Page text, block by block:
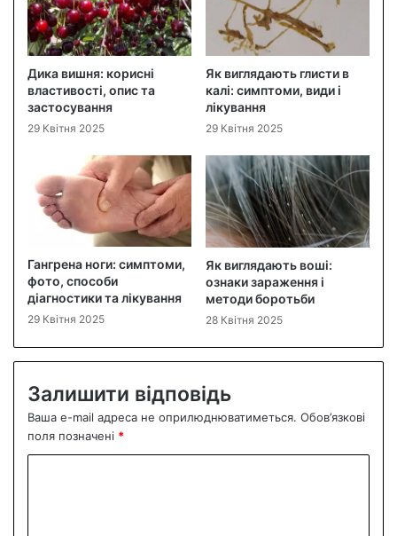
Дика вишня: корисні
властивості, опис та
застосування
29 Квітня 2025
Як виглядають глисти в
калі: симптоми, види і
лікування
29 Квітня 2025
Гангрена ноги: симптоми,
фото, способи
діагностики та лікування
29 Квітня 2025
Як виглядають воші:
ознаки зараження і
методи боротьби
28 Квітня 2025
Залишити відповідь
Ваша e-mail адреса не оприлюднюватиметься. Обов’язкові
поля позначені *